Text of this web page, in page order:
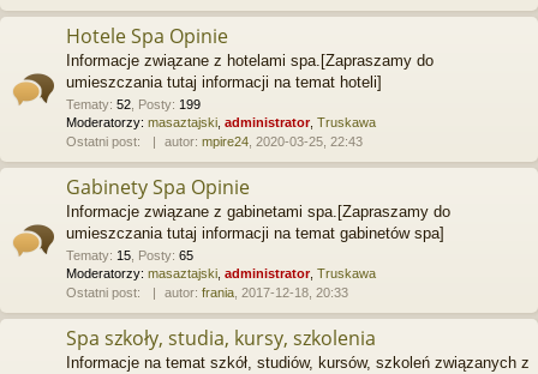
Hotele Spa Opinie
Informacje związane z hotelami spa.[Zapraszamy do
umieszczania tutaj informacji na temat hoteli]
Tematy: 52 Posty: 199
Moderatorzy: masaztajski administrator, Truskawa
Ostatni post:
autor: mpire24 , 2020-03-25, 22:43
Gabinety Spa Opinie
Informacje związane z gabinetami spa.[Zapraszamy do
umieszczania tutaj informacji na temat gabinetów spa]
Tematy: 15 Posty: 65
Moderatorzy: masaztajski administrator, Truskawa
Ostatni post:
autor: frania , 2017-12-18, 20:33
Spa szkoły, studia, kursy, szkolenia
Informacje na temat szkół, studiów, kursów, szkoleń związanych z